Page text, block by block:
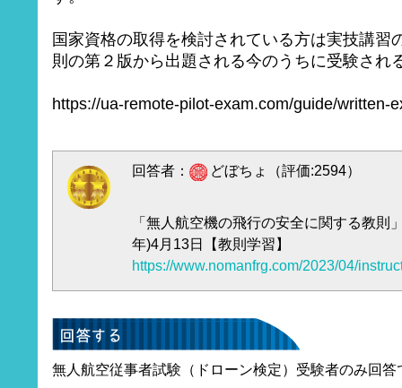
国家資格の取得を検討されている方は実技講習
則の第２版から出題される今のうちに受験され
https://ua-remote-pilot-exam.com/guide/written-
回答者： どぼちょ（評価:2594）
「無人航空機の飛行の安全に関する教則
年)4月13日【教則学習】
https://www.nomanfrg.com/2023/04/
無人航空従事者試験（ドローン検定）受験者のみ回答